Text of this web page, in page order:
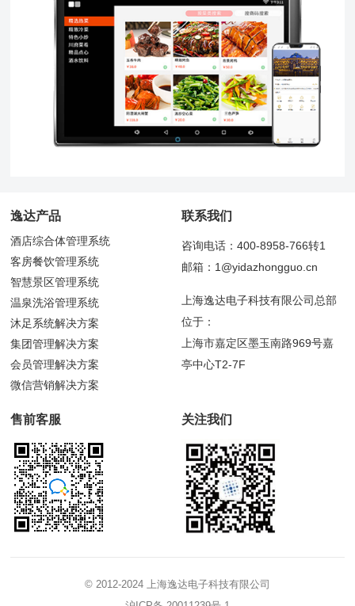
逸达产品
酒店综合体管理系统
客房餐饮管理系统
智慧景区管理系统
温泉洗浴管理系统
沐足系统解决方案
集团管理解决方案
会员管理解决方案
微信营销解决方案
联系我们
咨询电话：400-8958-766转1
邮箱：1@yidazhongguo.cn
上海逸达电子科技有限公司总部
位于：
上海市嘉定区墨玉南路969号嘉
亭中心T2-7F
售前客服 关注我们
© 2012-2024 上海逸达电子科技有限公司